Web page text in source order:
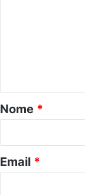
o
*
Nome *
Email *